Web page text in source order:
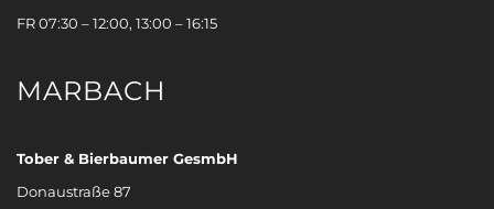
FR 07:30 – 12:00, 13:00 – 16:15
MARBACH
Tober & Bierbaumer GesmbH
Donaustraße 87